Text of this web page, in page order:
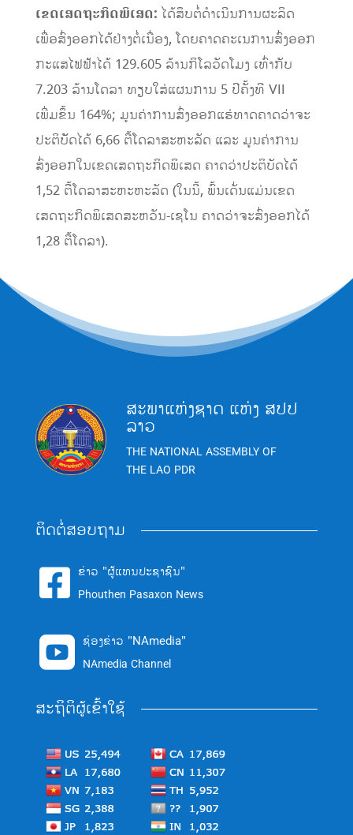
ເຂດເສດຖະກິດພິເສດ: ໄດ້ສຶບຕໍ່ດໍາເນີນການຜະລິດ
ເພື່ອສົ່ງອອກໄດ້ຢ່າງຕໍ່ເນື່ອງ, ໂດຍຄາດຄະເນການສົ່ງອອກ
ກະແສໄຟຟ້າໄດ້ 129.605 ລ້ານກິໂລວັດໂມງ ເທົ່າກັບ
7.203 ລ້ານໂດລາ ທຽບໃສ່ແຜນການ 5 ປີຄັ້ງທີ VII
ເພີ່ມຂຶ້ນ 164%; ມູນຄ່າການສົ່ງອອກແຮ່ທາດຄາດວ່າຈະ
ປະຕິບັັດໄດ້ 6,66 ຕື້ໂດລາສະຫະລັດ ແລະ ມູນຄ່າການ
ສົ່ງອອກໃນເຂດເສດຖະກິດພິເສດ ຄາດວ່າປະຕິບັດໄດ້
1,52 ຕື້ໂດລາສະຫະຫະລັດ (ໃນນີ້, ພົ້ນເດັ່ນແມ່ນເຂດ
ເສດຖະກິດພິເສດສະຫວັນ-ເຊໂນ ຄາດວ່າຈະສົ່ງອອກໄດ້
1,28 ຕື້ໂດລາ).
ສະພາແຫ່ງຊາດ ແຫ່ງ ສປປ
ລາວ
THE NATIONAL ASSEMBLY OF
THE LAO PDR
ຕິດຕໍ່ສອບຖາມ
 ຂ່າວ "ຜູ້ແທນປະຊາຊົນ"
Phouthen Pasaxon News
 ຊ່ອງຂ່າວ "NAmedia"
NAmedia Channel
ສະຖິຕິຜູ້ເຂົ້າໃຊ້